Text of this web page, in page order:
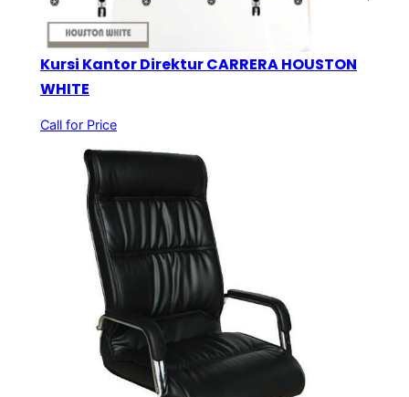
Kursi Kantor Direktur CARRERA HOUSTON
WHITE
Call for Price